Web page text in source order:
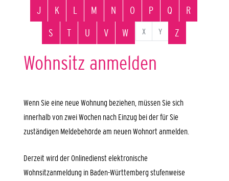
J
K L M N O P Q
R
S
T U V W X Y Z
Wohnsitz anmelden
Wenn Sie eine neue Wohnung beziehen, müssen Sie sich
innerhalb von zwei Wochen nach Einzug bei der für Sie
zuständigen Meldebehörde am neuen Wohnort anmelden.
Derzeit wird der Onlinedienst elektronische
Wohnsitzanmeldung in Baden-Württemberg stufenweise